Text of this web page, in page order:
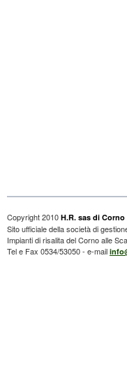
Copyright 2010 H.R. sas di
Sito ufficiale della società di
Impianti di risalita del Corno alle
Tel e Fax 0534/53050 - e-mail